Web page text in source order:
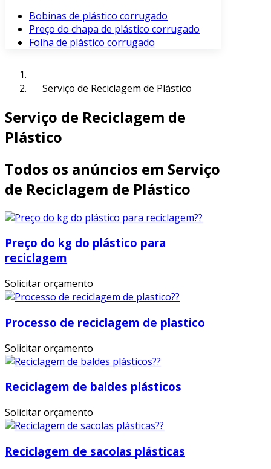
Bobinas de plástico corrugado
Preço do chapa de plástico corrugado
Folha de plástico corrugado
Serviço de Reciclagem de Plástico
Serviço de Reciclagem de
Plástico
Todos os anúncios em Serviço
de Reciclagem de Plástico
Preço do kg do plástico para
reciclagem
Solicitar orçamento
Processo de reciclagem de plastico
Solicitar orçamento
Reciclagem de baldes plásticos
Solicitar orçamento
Reciclagem de sacolas plásticas